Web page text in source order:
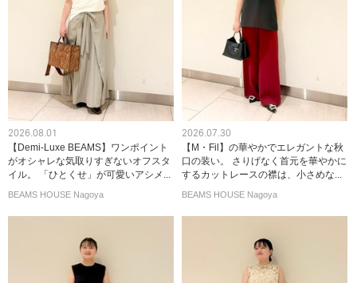
2026.08.01
【Demi-Luxe BEAMS】ワンポイント
がオシャレな気取りすぎないオフスタ
イル。 「ひとくせ」が可愛いアシメ...
BEAMS HOUSE Nagoya
2026.07.30
【M・Fil】の華やかでエレガントな秋
口の装い。 さりげなく首元を華やかに
するカットレースの襟は、小さめな...
BEAMS HOUSE Nagoya